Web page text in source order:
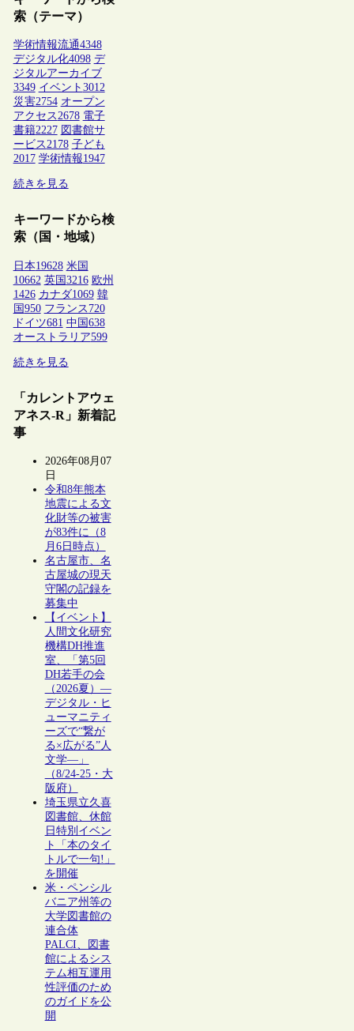
索（テーマ）
学術情報流通4348
デジタル化4098 デ
ジタルアーカイブ
3349 イベント 3012
災害2754 オープン
アクセス2678 電子
書籍2227 図書館サ
ービス2178 子ども
2017 学術情報1947
続きを見る
キーワードから検
索（国・地域）
日本19628 米国
10662 英国 3216 欧州
1426 カナダ1069 韓
国 950 フランス 720
ドイツ681 中国 638
オーストラリア599
続きを見る
「カレントアウェ
アネス-R」新着記
事
2026年08月07
日
令和8年熊本
地震による文
化財等の被害
が83件に（8
月6日時点）
名古屋市、名
古屋城の現天
守閣の記録を
募集中
【イベント】
人間文化研究
機構DH推進
室、「第5回
DH若手の会
（2026夏）―
デジタル・ヒ
ューマニティ
ーズで“繋が
る×広がる”人
文学―」
（8/24-25・大
阪府）
埼玉県立久喜
図書館、休館
日特別イベン
ト「本のタイ
トルで一句!」
を開催
米・ペンシル
バニア州等の
大学図書館の
連合体
PALCI、図書
館によるシス
テム相互運用
性評価のため
のガイドを公
開